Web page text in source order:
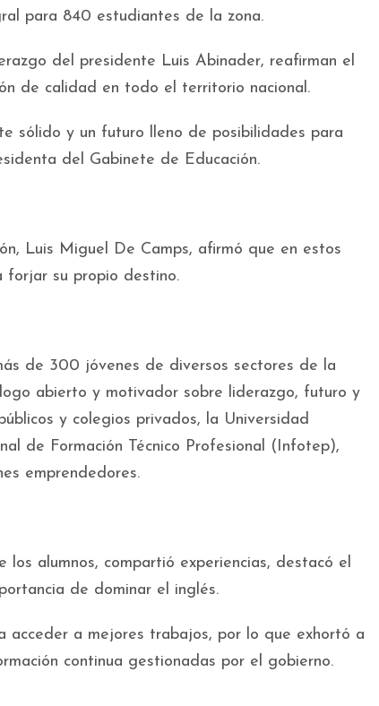
para 840 estudiantes de la zona.
del presidente Luis Abinader, reafirman el
de calidad en todo el territorio nacional.
sólido y un futuro lleno de posibilidades para
del Gabinete de Educación.
Luis Miguel De Camps, afirmó que en estos
forjar su propio destino.
de 300 jóvenes de diversos sectores de la
abierto y motivador sobre liderazgo, futuro y
y colegios privados, la Universidad
de Formación Técnico Profesional (Infotep),
emprendedores.
alumnos, compartió experiencias, destacó el
de dominar el inglés.
acceder a mejores trabajos, por lo que exhortó a
continua gestionadas por el gobierno.